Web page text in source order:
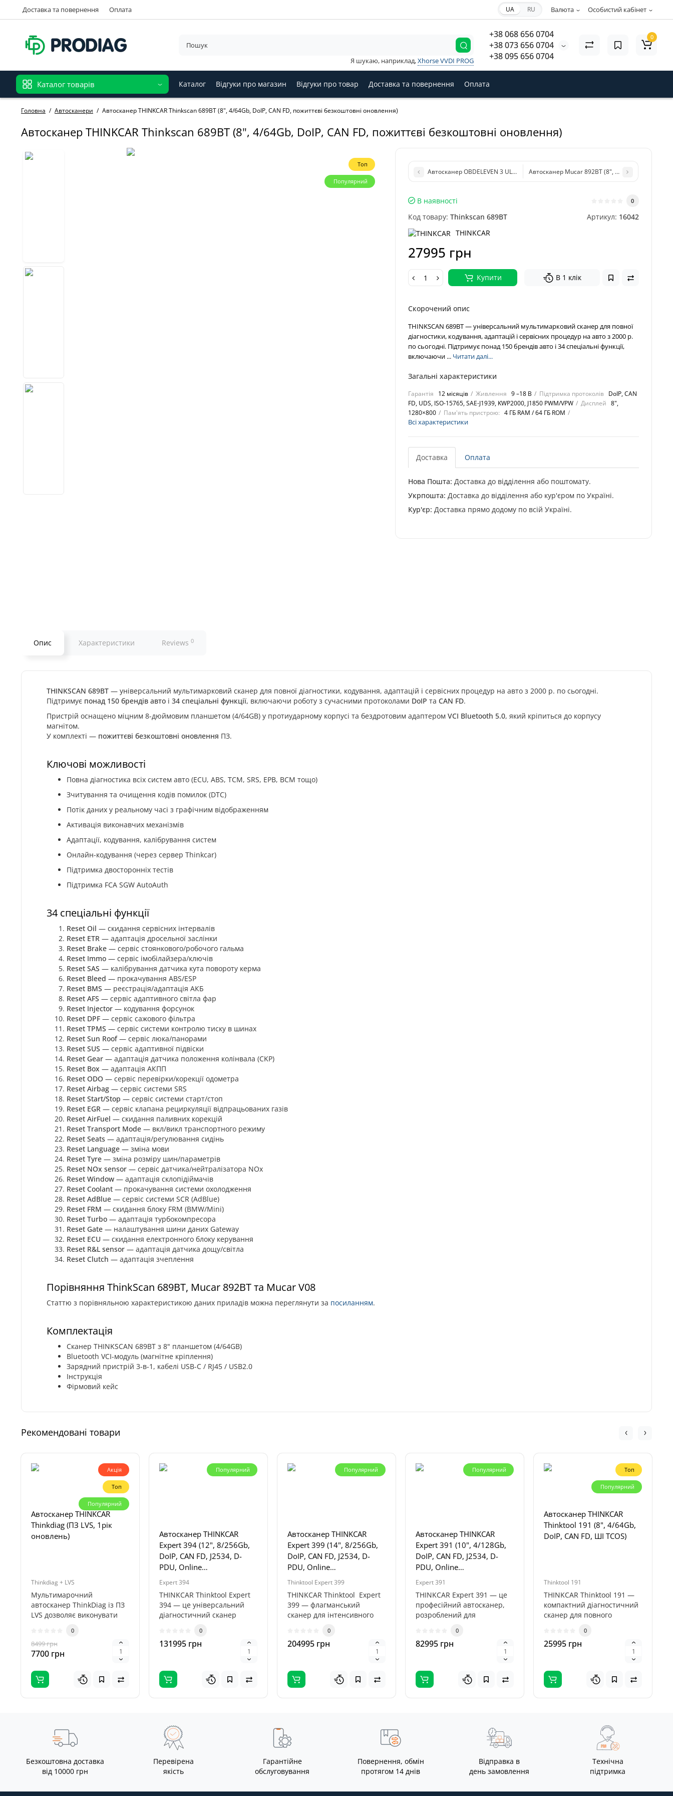
Доставка та повернення Оплата Особистий кабінет
Валюта
UA RU
+38 068 656 0704
+38 073 656 0704
+38 095 656 0704
Я шукаю, наприклад,Xhorse VVDI PROG
0
Каталог товарів Каталог Відгуки про магазин Відгуки про товар Доставка та повернення Оплата
Головна Автосканери Автосканер THINKCAR Thinkscan 689BT (8", 4/64Gb, DoIP, CAN FD, пожиттєві безкоштовні оновлення)
Автосканер THINKCAR Thinkscan 689BT (8", 4/64Gb, DoIP, CAN FD, пожиттєві безкоштовні оновлення)
Топ
Популярний
Автосканер OBDELEVEN 3 ULTIMATE PACK (Android, iOS, Bluetooth) для діагностики
Автосканер Mucar 892BT (8", 4/64Gb, DoIP, CAN
В наявності 0
Код товару: Thinkscan 689BT Артикул: 16042
THINKCAR
27995 грн
Купити В 1 клік
Скорочений опис
THINKSCAN 689BT — універсальний мультимарковий сканер для повної
діагностики, кодування, адаптацій і сервісних процедур на авто з 2000 р.
по сьогодні. Підтримує понад 150 брендів авто і 34 спеціальні функції,
включаючи ... Читати далі...
Загальні характеристики
Гарантія 12 місяців Живлення 9 –18 В Підтримка протоколів
DoIP, CAN
FD, UDS, ISO-15765, SAE-J1939, KWP2000, J1850 PWM/VPW
Дисплей 8",
1280×800
Пам'ять пристрою: 4 ГБ RAM / 64 ГБ ROM
Всі характеристики
Доставка Оплата
Нова Пошта: Доставка до відділення або поштомату.
Укрпошта: Доставка до відділення або кур'єром по Україні.
Кур'єр: Доставка прямо додому по всій Україні.
Опис Характеристики Reviews 0
THINKSCAN 689BT — універсальний мультимарковий сканер для повної діагностики, кодування, адаптацій і сервісних процедур на авто з 2000 р. по сьогодні.
Підтримує понад 150 брендів авто і 34 спеціальні функції, включаючи роботу з сучасними протоколами DoIP та CAN FD.
Пристрій оснащено міцним 8-дюймовим планшетом (4/64GB) у протиударному корпусі та бездротовим адаптером VCI Bluetooth 5.0, який кріпиться до корпусу
магнітом.
У комплекті — пожиттєві безкоштовні оновлення ПЗ.
Ключові можливості
Повна діагностика всіх систем авто (ECU, ABS, TCM, SRS, EPB, BCM тощо)
Зчитування та очищення кодів помилок (DTC)
Потік даних у реальному часі з графічним відображенням
Активація виконавчих механізмів
Адаптації, кодування, калібрування систем
Онлайн-кодування (через сервер Thinkcar)
Підтримка двосторонніх тестів
Підтримка FCA SGW AutoAuth
34 спеціальні функції
Reset Oil — скидання сервісних інтервалів
Reset ETR — адаптація дросельної заслінки
Reset Brake — сервіс стоянкового/робочого гальма
Reset Immo — сервіс імобілайзера/ключів
Reset SAS — калібрування датчика кута повороту керма
Reset Bleed — прокачування ABS/ESP
Reset BMS — реєстрація/адаптація АКБ
Reset AFS — сервіс адаптивного світла фар
Reset Injector — кодування форсунок
Reset DPF — сервіс сажового фільтра
Reset TPMS — сервіс системи контролю тиску в шинах
Reset Sun Roof— сервіс люка/панорами
Reset SUS — сервіс адаптивної підвіски
Reset Gear — адаптація датчика положення колінвала (CKP)
Reset Box — адаптація АКПП
Reset ODO — сервіс перевірки/корекції одометра
Reset Airbag — сервіс системи SRS
Reset Start/Stop — сервіс системи старт/стоп
Reset EGR — сервіс клапана рециркуляції відпрацьованих газів
Reset AirFuel — скидання паливних корекцій
Reset Transport Mode — вкл/викл транспортного режиму
Reset Seats — адаптація/регулювання сидінь
Reset Language — зміна мови
Reset Tyre — зміна розміру шин/параметрів
Reset NOx sensor — сервіс датчика/нейтралізатора NOx
Reset Window — адаптація склопідіймачів
Reset Coolant — прокачування системи охолодження
Reset AdBlue — сервіс системи SCR (AdBlue)
Reset FRM — скидання блоку FRM (BMW/Mini)
Reset Turbo — адаптація турбокомпресора
Reset Gate — налаштування шини даних Gateway
Reset ECU — скидання електронного блоку керування
Reset R&L sensor — адаптація датчика дощу/світла
Reset Clutch — адаптація зчеплення
Порівняння ThinkScan 689BT, Mucar 892BT та Mucar V08
Статтю з порівняльною характеристикою даних приладів можна переглянути за посиланням.
Комплектація
Сканер THINKSCAN 689BT з 8" планшетом (4/64GB)
Bluetooth VCI-модуль (магнітне кріплення)
Зарядний пристрій 3-в-1, кабелі USB-C / RJ45 / USB2.0
Інструкція
Фірмовий кейс
Рекомендовані товари
Акція
Топ
Популярний
Автосканер THINKCAR
Thinkdiag (ПЗ LVS, 1рік
оновлень)
Thinkdiag + LVS
Мультимарочний
автосканер ThinkDiag із ПЗ
LVS дозволяє виконувати
діагностику ..
0
8499 грн
7700 грн
Популярний
Автосканер THINKCAR
Expert 394 (12", 8/256Gb,
DoIP, CAN FD, J2534, D-
PDU, Online
програмування, ШІ TCOS)
Expert 394
THINKCAR Thinktool Expert
394 — це універсальний
діагностичний сканер
0
131995 грн
Популярний
Автосканер THINKCAR
Expert 399 (14", 8/256Gb,
DoIP, CAN FD, J2534, D-
PDU, Online
програмування, ШІ TCOS)
Thinktool Expert 399
THINKCAR Thinktool Expert
399 — флагманський
сканер для інтенсивного
0
204995 грн
Популярний
Автосканер THINKCAR
Expert 391 (10", 4/128Gb,
DoIP, CAN FD, J2534, D-
PDU, Online
програмування, ШІ TCOS)
Expert 391
THINKCAR Expert 391 — це
професійний автосканер,
розроблений для
легкових, г..0
82995 грн
Топ
Популярний
Автосканер THINKCAR
Thinktool 191 (8", 4/64Gb,
DoIP, CAN FD, ШІ TCOS)
Thinktool 191
THINKCAR Thinktool 191 —
компактний діагностичний
сканер для повного
електронних сист..
0
25995 грн
Безкоштовна доставка
від 10000 грн
Перевірена
якість
Гарантійне
обслуговування
Повернення, обмін
протягом 14 днів
Відправка в
день замовлення
Технічна
підтримка